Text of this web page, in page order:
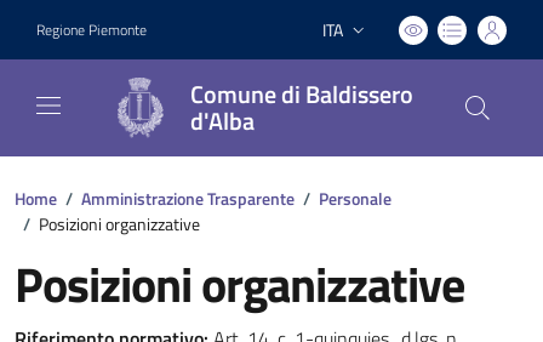
Regione Piemonte Lingua attiva:
ITA
Comune di Baldissero
d'Alba
Home / Amministrazione Trasparente / Personale
/ Posizioni organizzative
Posizioni organizzative